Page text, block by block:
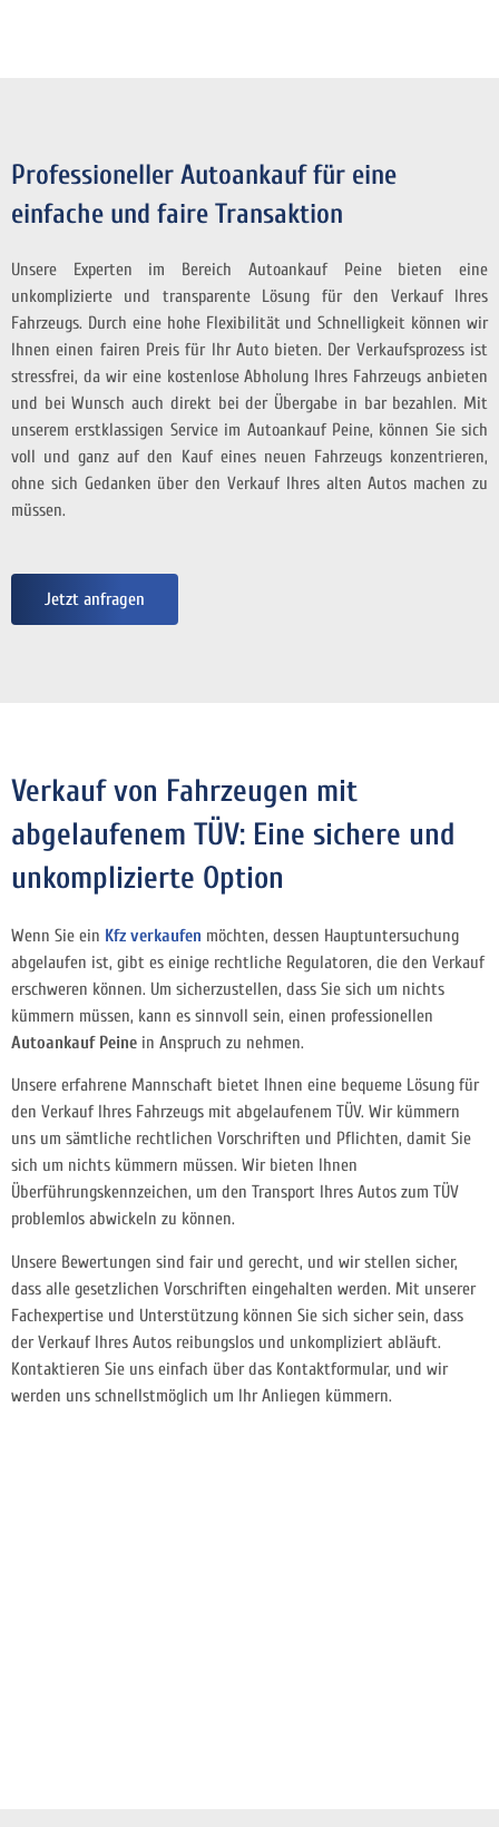
Professioneller Autoankauf für eine
einfache und faire Transaktion
Unsere Experten im Bereich Autoankauf Peine bieten eine
unkomplizierte und transparente Lösung für den Verkauf Ihres
Fahrzeugs. Durch eine hohe Flexibilität und Schnelligkeit können wir
Ihnen einen fairen Preis für Ihr Auto bieten. Der Verkaufsprozess ist
stressfrei, da wir eine kostenlose Abholung Ihres Fahrzeugs anbieten
und bei Wunsch auch direkt bei der Übergabe in bar bezahlen. Mit
unserem erstklassigen Service im Autoankauf Peine, können Sie sich
voll und ganz auf den Kauf eines neuen Fahrzeugs konzentrieren,
ohne sich Gedanken über den Verkauf Ihres alten Autos machen zu
müssen.
Jetzt anfragen
Verkauf von Fahrzeugen mit
abgelaufenem TÜV: Eine sichere und
unkomplizierte Option
Wenn Sie ein Kfz verkaufen möchten, dessen Hauptuntersuchung
abgelaufen ist, gibt es einige rechtliche Regulatoren, die den Verkauf
erschweren können. Um sicherzustellen, dass Sie sich um nichts
kümmern müssen, kann es sinnvoll sein, einen professionellen
Autoankauf Peine in Anspruch zu nehmen.
Unsere erfahrene Mannschaft bietet Ihnen eine bequeme Lösung für
den Verkauf Ihres Fahrzeugs mit abgelaufenem TÜV. Wir kümmern
uns um sämtliche rechtlichen Vorschriften und Pflichten, damit Sie
sich um nichts kümmern müssen. Wir bieten Ihnen
Überführungskennzeichen, um den Transport Ihres Autos zum TÜV
problemlos abwickeln zu können.
Unsere Bewertungen sind fair und gerecht, und wir stellen sicher,
dass alle gesetzlichen Vorschriften eingehalten werden. Mit unserer
Fachexpertise und Unterstützung können Sie sich sicher sein, dass
der Verkauf Ihres Autos reibungslos und unkompliziert abläuft.
Kontaktieren Sie uns einfach über das Kontaktformular, und wir
werden uns schnellstmöglich um Ihr Anliegen kümmern.